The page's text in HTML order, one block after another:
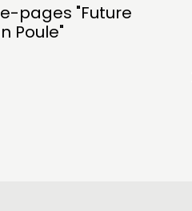
pages "Future
Poule"